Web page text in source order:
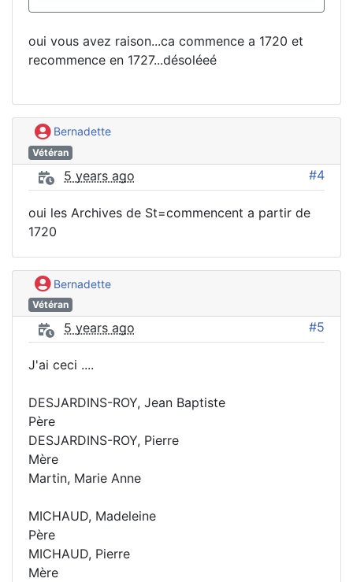
oui vous avez raison...ca commence a 1720 et
recommence en 1727...désoléeé
Bernadette
Vétéran
5 years ago #4
oui les Archives de St=commencent a partir de
1720
Bernadette
Vétéran
5 years ago #5
J'ai ceci ....
DESJARDINS-ROY, Jean Baptiste
Père
DESJARDINS-ROY, Pierre
Mère
Martin, Marie Anne
MICHAUD, Madeleine
Père
MICHAUD, Pierre
Mère